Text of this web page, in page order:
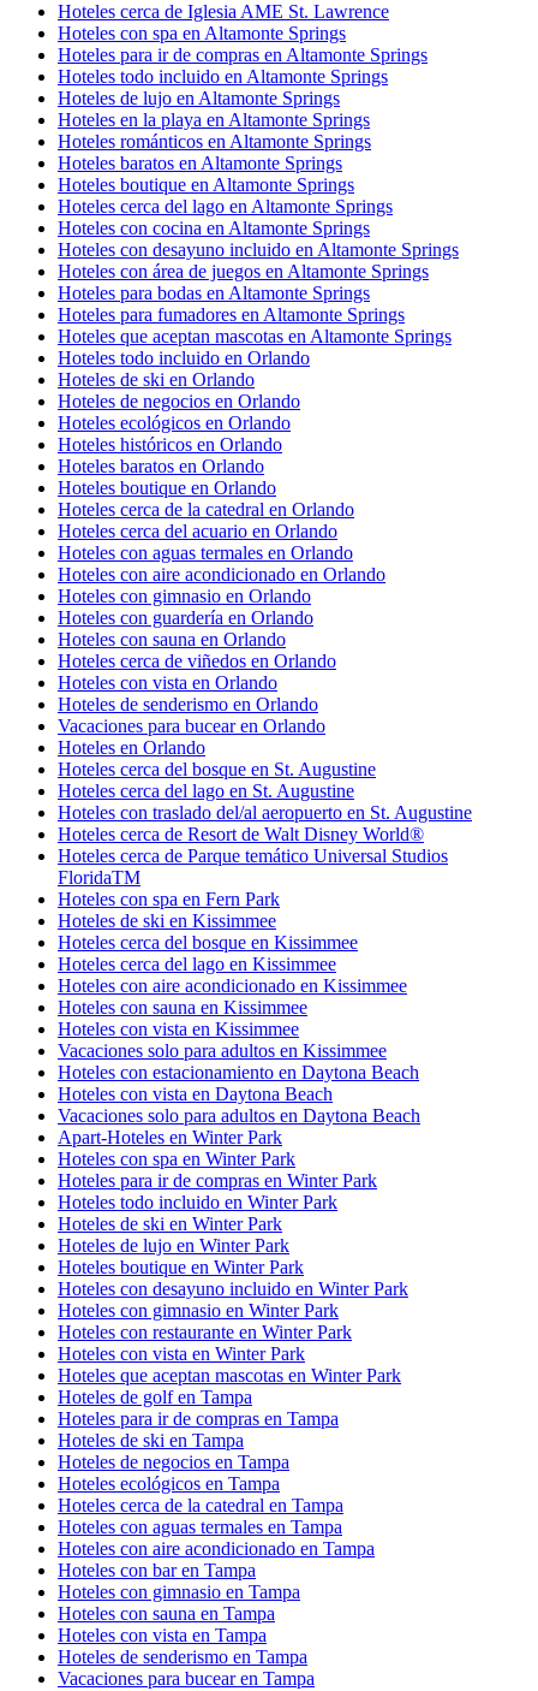
Hoteles cerca de Iglesia AME St. Lawrence
Hoteles con spa en Altamonte Springs
Hoteles para ir de compras en Altamonte Springs
Hoteles todo incluido en Altamonte Springs
Hoteles de lujo en Altamonte Springs
Hoteles en la playa en Altamonte Springs
Hoteles románticos en Altamonte Springs
Hoteles baratos en Altamonte Springs
Hoteles boutique en Altamonte Springs
Hoteles cerca del lago en Altamonte Springs
Hoteles con cocina en Altamonte Springs
Hoteles con desayuno incluido en Altamonte Springs
Hoteles con área de juegos en Altamonte Springs
Hoteles para bodas en Altamonte Springs
Hoteles para fumadores en Altamonte Springs
Hoteles que aceptan mascotas en Altamonte Springs
Hoteles todo incluido en Orlando
Hoteles de ski en Orlando
Hoteles de negocios en Orlando
Hoteles ecológicos en Orlando
Hoteles históricos en Orlando
Hoteles baratos en Orlando
Hoteles boutique en Orlando
Hoteles cerca de la catedral en Orlando
Hoteles cerca del acuario en Orlando
Hoteles con aguas termales en Orlando
Hoteles con aire acondicionado en Orlando
Hoteles con gimnasio en Orlando
Hoteles con guardería en Orlando
Hoteles con sauna en Orlando
Hoteles cerca de viñedos en Orlando
Hoteles con vista en Orlando
Hoteles de senderismo en Orlando
Vacaciones para bucear en Orlando
Hoteles en Orlando
Hoteles cerca del bosque en St. Augustine
Hoteles cerca del lago en St. Augustine
Hoteles con traslado del/al aeropuerto en St. Augustine
Hoteles cerca de Resort de Walt Disney World®
Hoteles cerca de Parque temático Universal Studios
FloridaTM
Hoteles con spa en Fern Park
Hoteles de ski en Kissimmee
Hoteles cerca del bosque en Kissimmee
Hoteles cerca del lago en Kissimmee
Hoteles con aire acondicionado en Kissimmee
Hoteles con sauna en Kissimmee
Hoteles con vista en Kissimmee
Vacaciones solo para adultos en Kissimmee
Hoteles con estacionamiento en Daytona Beach
Hoteles con vista en Daytona Beach
Vacaciones solo para adultos en Daytona Beach
Apart-Hoteles en Winter Park
Hoteles con spa en Winter Park
Hoteles para ir de compras en Winter Park
Hoteles todo incluido en Winter Park
Hoteles de ski en Winter Park
Hoteles de lujo en Winter Park
Hoteles boutique en Winter Park
Hoteles con desayuno incluido en Winter Park
Hoteles con gimnasio en Winter Park
Hoteles con restaurante en Winter Park
Hoteles con vista en Winter Park
Hoteles que aceptan mascotas en Winter Park
Hoteles de golf en Tampa
Hoteles para ir de compras en Tampa
Hoteles de ski en Tampa
Hoteles de negocios en Tampa
Hoteles ecológicos en Tampa
Hoteles cerca de la catedral en Tampa
Hoteles con aguas termales en Tampa
Hoteles con aire acondicionado en Tampa
Hoteles con bar en Tampa
Hoteles con gimnasio en Tampa
Hoteles con sauna en Tampa
Hoteles con vista en Tampa
Hoteles de senderismo en Tampa
Vacaciones para bucear en Tampa